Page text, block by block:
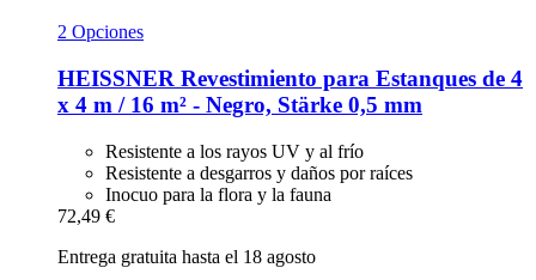
2 Opciones
HEISSNER Revestimiento para Estanques de 4
x 4 m / 16 m² -​ Negro, Stärke 0,5 mm
Resistente a los rayos UV y al frío
Resistente a desgarros y daños por raíces
Inocuo para la flora y la fauna
72,49 €
Entrega gratuita hasta el 18 agosto